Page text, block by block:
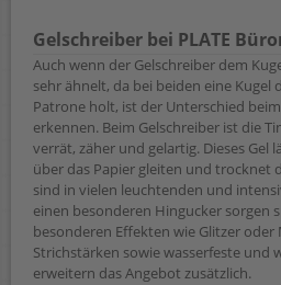
Gelschreiber bei PLATE
Auch wenn der Gelschreiber dem
sehr ähnelt, da bei beiden eine Kugel
Patrone holt, ist der Unterschied
erkennen. Beim Gelschreiber ist die
verrät, zäher und gelartig. Dieses Gel
über das Papier gleiten und trocknet
sind in vielen leuchtenden und
einen besonderen Hingucker sorgen
besonderen Effekten wie Glitzer
Strichstärken sowie wasserfeste und
erweitern das Angebot zusätzlich.